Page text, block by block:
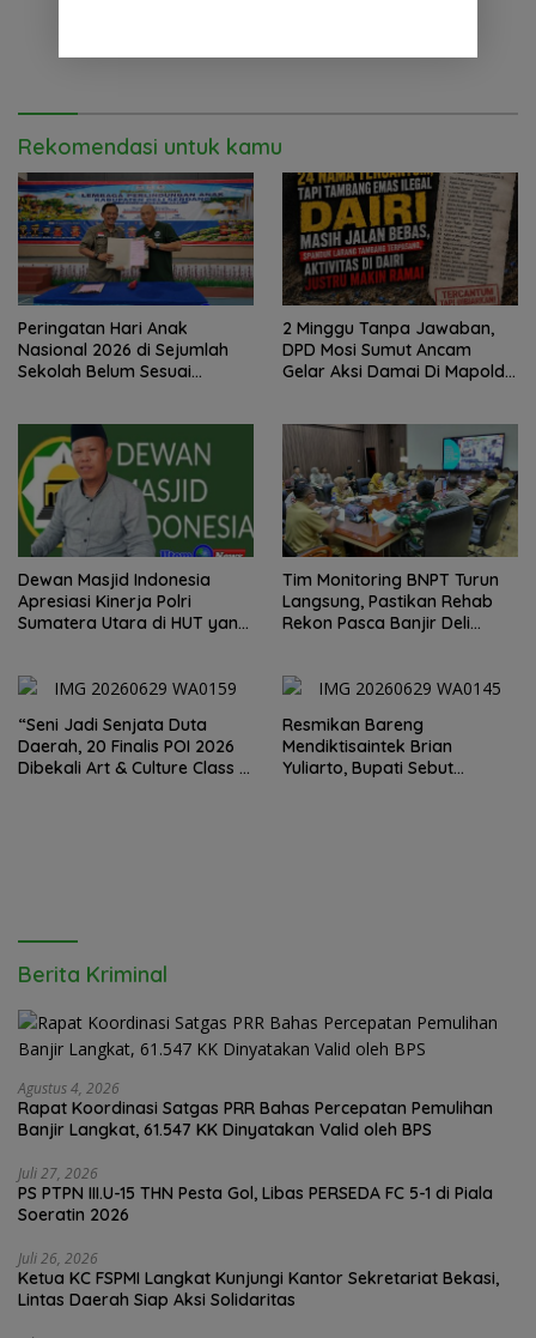
Rekomendasi untuk kamu
Peringatan Hari Anak
Nasional 2026 di Sejumlah
Sekolah Belum Sesuai
2 Minggu Tanpa Jawaban,
DPD Mosi Sumut Ancam
Gelar Aksi Damai Di Mapolda
Sumut Irjen Whisnu
Hermawan Bersikap Tegas .
Dewan Masjid Indonesia
Apresiasi Kinerja Polri
Sumatera Utara di HUT yang
Tim Monitoring BNPT Turun
Langsung, Pastikan Rehab
Rekon Pasca Banjir Deli
“Seni Jadi Senjata Duta
Daerah, 20 Finalis POI 2026
Dibekali Art & Culture Class di
Resmikan Bareng
Mendiktisaintek Brian
Yuliarto, Bupati Sebut
Berita Kriminal
Agustus 4, 2026
Rapat Koordinasi Satgas PRR Bahas Percepatan Pemulihan
Banjir Langkat, 61.547 KK Dinyatakan Valid oleh BPS
Juli 27, 2026
PS PTPN III.U-15 THN Pesta Gol, Libas PERSEDA FC 5-1 di Piala
Soeratin 2026
Juli 26, 2026
Ketua KC FSPMI Langkat Kunjungi Kantor Sekretariat Bekasi,
Lintas Daerah Siap Aksi Solidaritas